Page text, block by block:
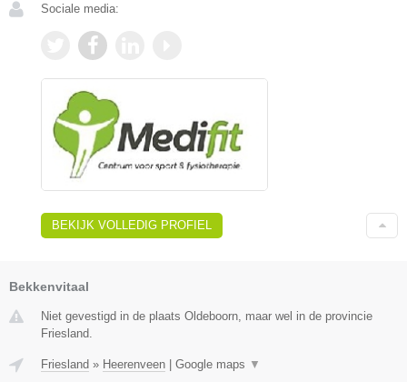
Sociale media:
BEKIJK VOLLEDIG PROFIEL
Bekkenvitaal
Niet gevestigd in de plaats Oldeboorn, maar wel in de provincie
Friesland.
Friesland » Heerenveen Google maps ▼